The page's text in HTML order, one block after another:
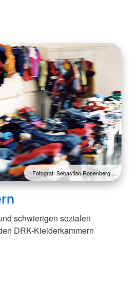
Fotograf: Sebastian Rosenberg,…
schwierigen sozialen
DRK-Kleiderkammern